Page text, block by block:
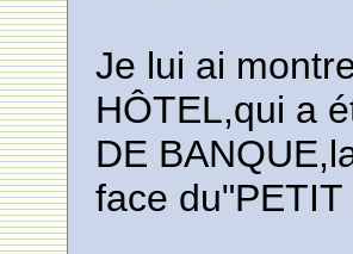
Je lui ai
HÔTEL,qui a
DE
face